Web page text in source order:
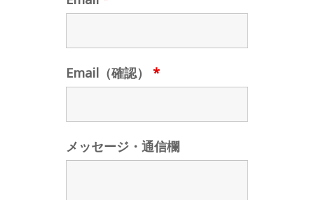
Email（確認） *
メッセージ・通信欄